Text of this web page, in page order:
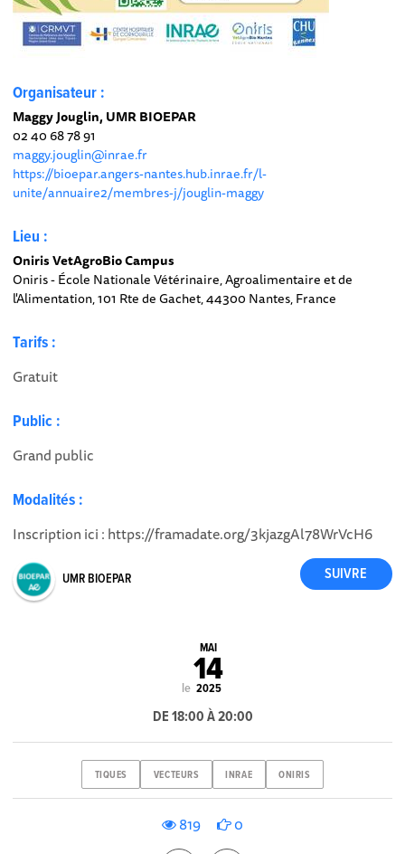
Organisateur :
Maggy Jouglin, UMR BIOEPAR
02 40 68 78 91
maggy.jouglin@inrae.fr
https://bioepar.angers-nantes.hub.inrae.fr/l-
unite/annuaire2/membres-j/jouglin-maggy
Lieu :
Oniris VetAgroBio Campus
Oniris - École Nationale Vétérinaire, Agroalimentaire et de
l'Alimentation, 101 Rte de Gachet, 44300 Nantes, France
Tarifs :
Gratuit
Public :
Grand public
Modalités :
Inscription ici : https://framadate.org/3kjazgAl78WrVcH6
UMR BIOEPAR
le
MAI
14
2025
DE 18:00 À 20:00
TIQUES VECTEURS INRAE ONIRIS
819 0